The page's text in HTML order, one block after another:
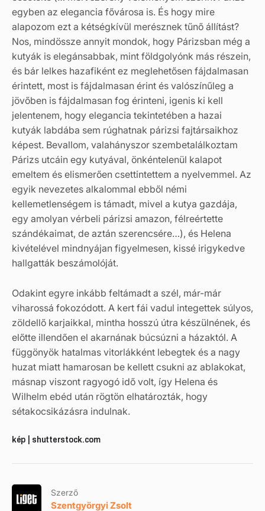
egyben az elegancia fővárosa is. És hogy mire
alapozom ezt a kétségkívül merésznek tűnő állítást?
Nos, mindössze annyit mondok, hogy Párizsban még a
kutyák is elegánsabbak, mint földgolyónk más részein,
és bár lelkes hazafiként ez meglehetősen fájdalmasan
érintett, most is fájdalmasan érint és valószínűleg a
jövőben is fájdalmasan fog érinteni, igenis ki kell
jelentenem, hogy elegancia tekintetében a hazai
kutyák labdába sem rúghatnak párizsi fajtársaikhoz
képest. Bevallom, valahányszor szembetalálkoztam
Párizs utcáin egy kutyával, önkéntelenül kalapot
emeltem és elismerően csettintettem a nyelvemmel. Az
egyik nevezetes alkalommal ebből némi
kellemetlenségem is támadt, mivel a kutya gazdája,
egy amolyan vérbeli párizsi amazon, félreértette
szándékaimat, de aztán szerencsére…), és Helena
kivételével mindnyájan figyelmesen, kissé irigykedve
hallgatták beszámolóját.
Odakint egyre inkább feltámadt a szél, már-már
viharossá fokozódott. A kert fái vadul integettek súlyos,
zöldellő karjaikkal, mintha hosszú útra készülnének, és
előtte illendően el akarnának búcsúzni a házaktól. A
függönyök hatalmas vitorlákként lebegtek és a nagy
huzat miatt hamarosan be kellett csukni az ablakokat,
másnap viszont ragyogó idő volt, így Helena és
Wilhelm ebéd után rögtön elhatározták, hogy
sétakocsikázásra indulnak.
kép | shutterstock.com
Szerző
Szentgyörgyi Zsolt